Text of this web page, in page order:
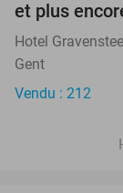
et plus
Hotel
Gent
Vendu : 212